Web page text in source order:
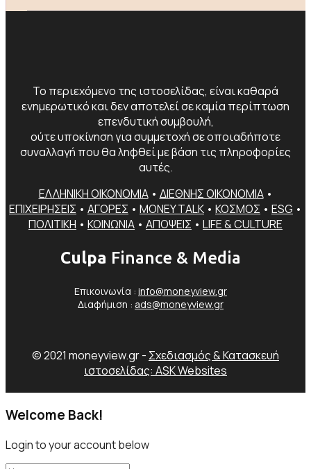
Το περιεχόμενο της ιστοσελίδας, είναι καθαρά
ενημερωτικό και δεν αποτελεί σε καμία περίπτωση
επενδυτική συμβουλή,
ούτε υποκίνηση για συμμετοχή σε οποιαδήποτε
συναλλαγή που θα ληφθεί με βάση τις πληροφορίες
αυτές.
ΕΛΛΗΝΙΚΗ ΟΙΚΟΝΟΜΙΑ• ΔΙΕΘΝΗΣ ΟΙΚΟΝΟΜΙΑ•
ΕΠΙΧΕΙΡΗΣΕΙΣ • ΑΓΟΡΕΣ • MONEY TALK • ΚΟΣΜΟΣ • ESG •
ΠΟΛΙΤΙΚΗ • ΚΟΙΝΩΝΙΑ • ΑΠΟΨΕΙΣ • LIFE & CULTURE
Culpa Finance & Media
Επικοινωνία : info@moneyview.gr
Διαφήμιση : ads@moneyview.gr
© 2021 moneyview.gr - Σχεδιασμός & Κατασκευή
ιστοσελίδας: ASK Websites
Welcome Back!
Login to your account below